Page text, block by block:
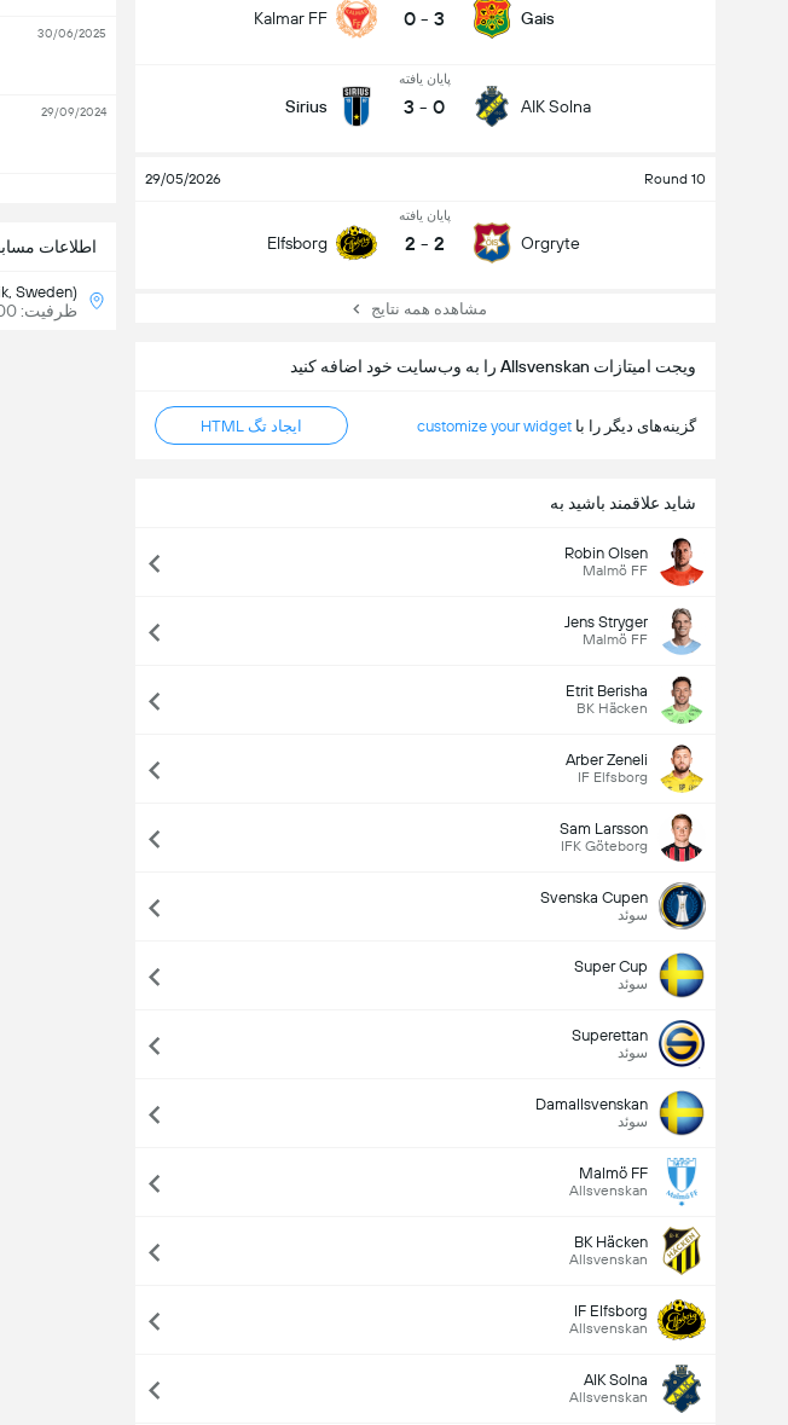
Gais
3
-
0
Kalmar FF
AIK Solna
پایان یافته
0
-
3
Sirius
Round 10
29/05/2026
Orgryte
پایان یافته
2
-
2
Elfsborg
مشاهده همه نتایج
ویجت امیتازات Allsvenskan را به وب‌سایت خود اضافه کنید
گزینه‌های دیگر را با customize your widget ایجاد تگ HTML
شاید علاقمند باشید به
Robin Olsen
Malmö FF
Jens Stryger
Malmö FF
Etrit Berisha
BK Häcken
Arber Zeneli
IF Elfsborg
Sam Larsson
IFK Göteborg
Svenska Cupen
سوئد
Super Cup
سوئد
Superettan
سوئد
Damallsvenskan
سوئد
Malmö FF
Allsvenskan
BK Häcken
Allsvenskan
IF Elfsborg
Allsvenskan
AIK Solna
Allsvenskan
اطلاعات
Sweden)
ظرفیت: 7,500
30/06/2025
29/09/2024